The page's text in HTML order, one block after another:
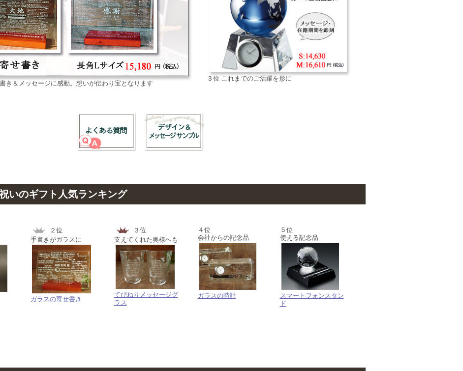
き＆メッセージに感動。想いが伝わり宝となります
３位 これまでのご活躍を形に
いのギフト人気ランキング
２位
手書きがガラスに
ガラスの寄せ書き
３位
支えてくれた奥様へも
てびねりメッセージグ
ラス
４位
会社からの記念品
ガラスの時計
５位
使える記念品
スマートフォンスタン
ド